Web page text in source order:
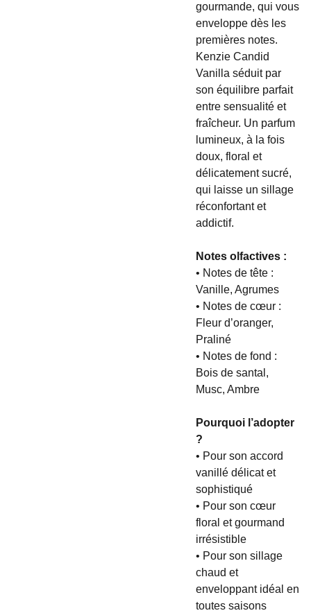
gourmande, qui vous
enveloppe dès les
premières notes.
Kenzie Candid
Vanilla séduit par
son équilibre parfait
entre sensualité et
fraîcheur. Un parfum
lumineux, à la fois
doux, floral et
délicatement sucré,
qui laisse un sillage
réconfortant et
addictif.
Notes olfactives :
• Notes de tête :
Vanille, Agrumes
• Notes de cœur :
Fleur d’oranger,
Praliné
• Notes de fond :
Bois de santal,
Musc, Ambre
Pourquoi l’adopter
?
• Pour son accord
vanillé délicat et
sophistiqué
• Pour son cœur
floral et gourmand
irrésistible
• Pour son sillage
chaud et
enveloppant idéal en
toutes saisons